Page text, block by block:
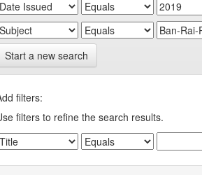
Start a new search
filters:
filters to refine the search results.